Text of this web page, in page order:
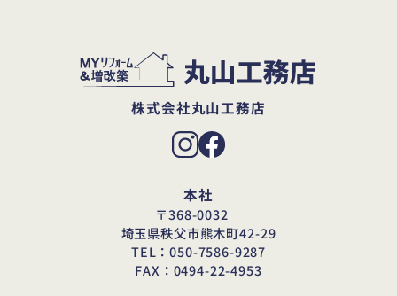
株式会社丸山工務店
本社
〒368-0032
埼玉県秩父市熊木町42-29
TEL：050-7586-9287
FAX：0494-22-4953